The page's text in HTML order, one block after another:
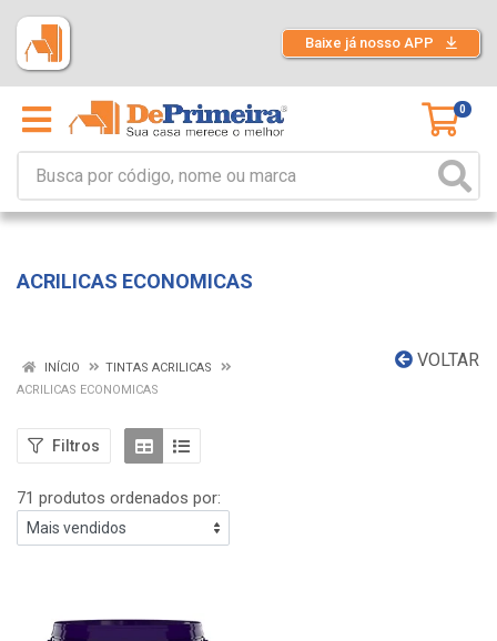
Baixe já nosso APP
0
ACRILICAS ECONOMICAS
VOLTAR
INÍCIO
TINTAS ACRILICAS
ACRILICAS ECONOMICAS
Filtros
71 produtos ordenados por: